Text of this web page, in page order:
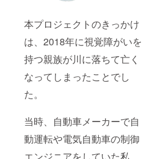
本プロジェクトのきっかけ
は、2018年に視覚障がいを
持つ親族が川に落ちて亡く
なってしまったことでし
た。
当時、自動車メーカーで自
動運転や電気自動車の制御
エンジニアをしていた私